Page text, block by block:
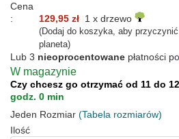
Cena
:
129,95 zł 1 x drzewo
(Dodaj do koszyka, aby
planeta)
Lub 3 nieoprocentowane płatności po
W magazynie
Czy chcesz go otrzymać od 11 do
godz. 0 min
Jeden Rozmiar (Tabela rozmiarów)
Ilość